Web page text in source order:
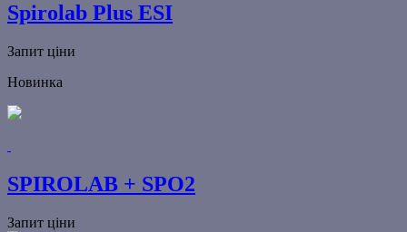
Spirolab Plus ESI
Запит ціни
Новинка
SPIROLAB + SPO2
Запит ціни